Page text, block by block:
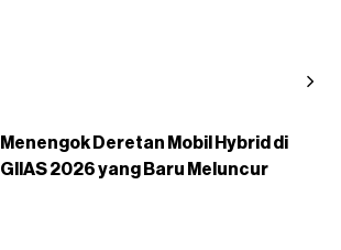
Menengok Deretan Mobil Hybrid di
GIIAS 2026 yang Baru Meluncur